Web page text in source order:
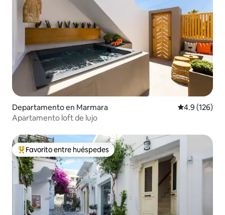
Departamento en Marmara Calificación
4.9 (126)
Apartamento loft de lujo
De los mejores en Favorito entre huéspedes
Favorito entre huéspedes